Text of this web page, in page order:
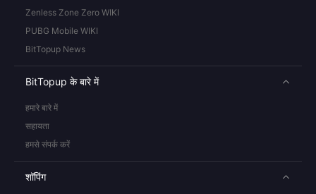
Zenless Zone Zero WIKI
PUBG Mobile WIKI
BitTopup News
BitTopup के बारे में
हमारे बारे में
सहायता
हमसे संपर्क करें
शॉपिंग